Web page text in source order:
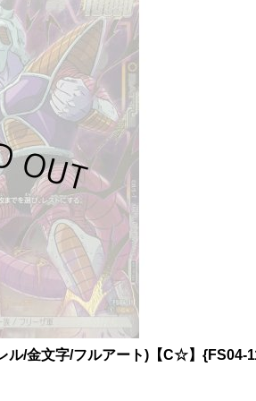
ル/金文字/フルアート)【C☆】{FS04-